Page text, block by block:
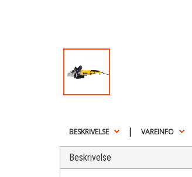
BESKRIVELSE | VAREINFO
Beskrivelse